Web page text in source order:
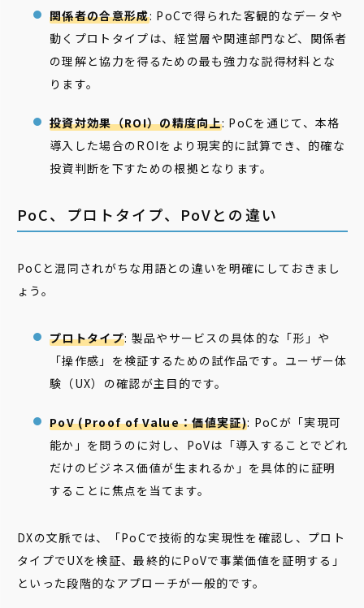
関係者の合意形成: PoCで得られた客観的なデータや
動くプロトタイプは、経営層や関連部門など、関係者
の理解と協力を得るための最も強力な説得材料とな
ります。
投資対効果（ROI）の精度向上: PoCを通じて、本格
導入した場合のROIをより現実的に試算でき、的確な
投資判断を下すための根拠となります。
PoC、プロトタイプ、PoVとの違い
PoCと混同されがちな用語との違いを明確にしておきまし
ょう。
プロトタイプ: 製品やサービスの具体的な「形」や
「操作感」を検証するための試作品です。ユーザー体
験（UX）の確認が主目的です。
PoV (Proof of Value：価値実証): PoCが「実現可
能か」を問うのに対し、PoVは「導入することでどれ
だけのビジネス価値が生まれるか」を具体的に証明
することに焦点を当てます。
DXの文脈では、「PoCで技術的な実現性を確認し、プロト
タイプでUXを検証、最終的にPoVで事業価値を証明する」
といった段階的なアプローチが一般的です。